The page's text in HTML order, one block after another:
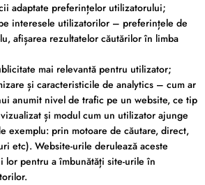
adaptate preferințelor utilizatorului;
interesele utilizatorilor – preferințele de
afișarea rezultatelor căutărilor în limba
mai relevantă pentru utilizator;
și caracteristicile de analytics – cum ar
anumit nivel de trafic pe un website, ce tip
și modul cum un utilizator ajunge
exemplu: prin motoare de căutare, direct,
etc). Website-urile derulează aceste
lor pentru a îmbunătăți site-urile în